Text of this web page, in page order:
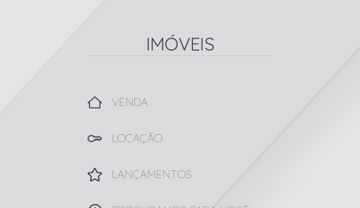
IMÓVEIS
VENDA
LOCAÇÃO
LANÇAMENTOS